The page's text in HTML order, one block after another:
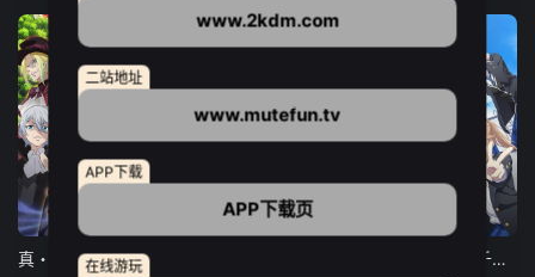
12集全
弹珠汽水瓶里的千岁同学
www.2kdm.com
二站地址
www.mutefun.tv
APP下载
APP下载页
在线游玩